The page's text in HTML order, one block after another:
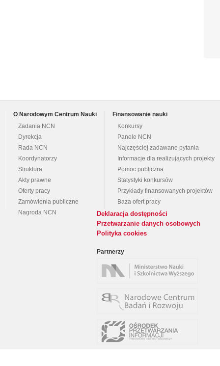
O Narodowym Centrum Nauki
Zadania NCN
Dyrekcja
Rada NCN
Koordynatorzy
Struktura
Akty prawne
Oferty pracy
Zamówienia publiczne
Nagroda NCN
Finansowanie nauki
Konkursy
Panele NCN
Najczęściej zadawane pytania
Informacje dla realizujących projekty
Pomoc publiczna
Statystyki konkursów
Przykłady finansowanych projektów
Baza ofert pracy
Deklaracja dostępności
Przetwarzanie danych osobowych
Polityka cookies
Partnerzy